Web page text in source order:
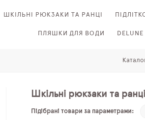
ШКІЛЬНІ РЮКЗАКИ ТА РАНЦІ
ПЛЯШКИ ДЛЯ ВОДИ DELUNE
Шкільні рюкзаки та ранці
Підібрані товари за параметрами: